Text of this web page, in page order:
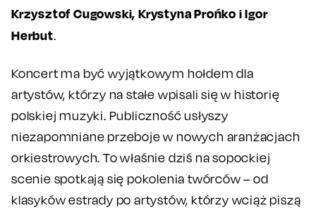
Krzysztof Cugowski, Krystyna Prońko i Igor
Herbut.
Koncert ma być wyjątkowym hołdem dla
artystów, którzy na stałe wpisali się w historię
polskiej muzyki. Publiczność usłyszy
niezapomniane przeboje w nowych aranżacjach
orkiestrowych. To właśnie dziś na sopockiej
scenie spotkają się pokolenia twórców – od
klasyków estrady po artystów, którzy wciąż piszą